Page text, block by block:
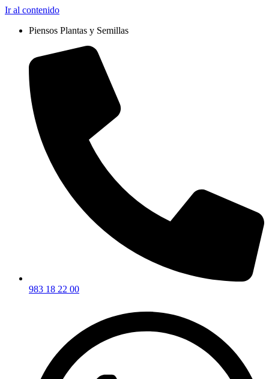
Ir al contenido
Piensos Plantas y Semillas
983 18 22 00